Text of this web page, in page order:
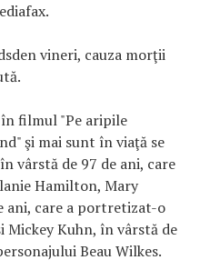
vineri, cauza morţii
filmul "Pe aripile
şi mai sunt în viaţă se
vârstă de 97 de ani, care
Hamilton, Mary
ani, care a portretizat-o
Mickey Kuhn, în vârstă de
Beau Wilkes.